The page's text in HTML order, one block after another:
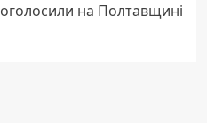
оголосили на Полтавщині